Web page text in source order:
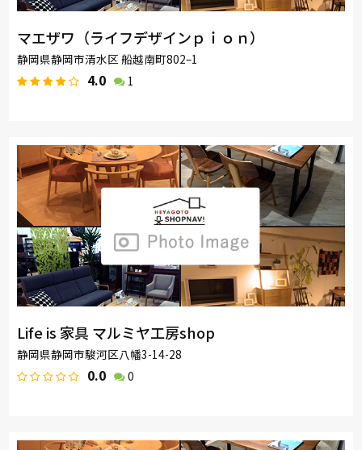
マエザワ（ライフデザインｐｉｏｎ）
静岡県静岡市清水区 船越南町802–1
4.0 1
Life is 家具 マルミヤ工房shop
静岡県静岡市駿河区八幡3-14-28
0.0 0